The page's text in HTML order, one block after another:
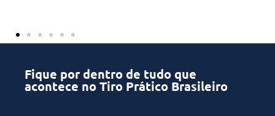
Fique por dentro de tudo que
acontece no Tiro Prático Brasileiro